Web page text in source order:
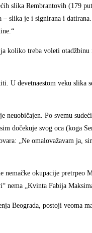
slika Rembrantovih (179
slika je i signirana i
treba voleti otadžbinu
U devetnaestom veku slika
Po svemu
svog oca (koga
„Ne omalovažavam ja,
okupacije pretrpeo
nema „Kvinta Fabija
Beograda, postoji veoma